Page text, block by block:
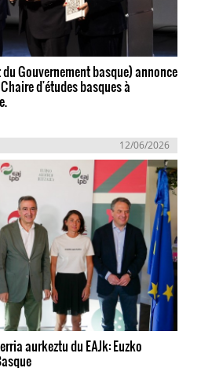
Gouvernement basque) annonce
d'études basques à
12/06/2026
aurkeztu du EAJk: Euzko